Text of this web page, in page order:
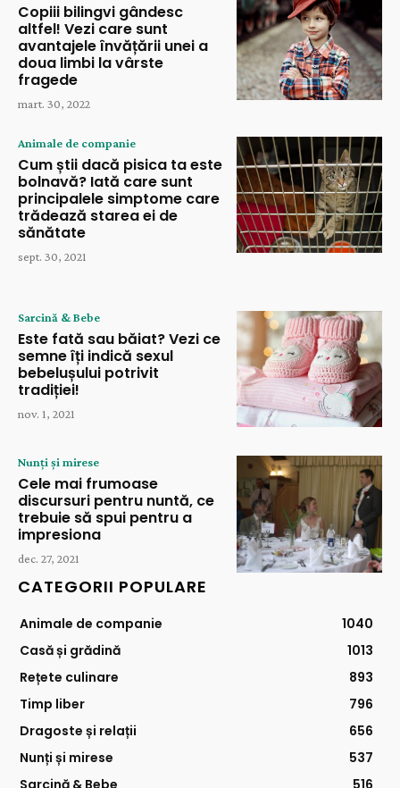
Copiii bilingvi gândesc
altfel! Vezi care sunt
avantajele învățării unei a
doua limbi la vârste
fragede
mart. 30, 2022
Animale de companie
Cum știi dacă pisica ta este
bolnavă? Iată care sunt
principalele simptome care
trădează starea ei de
sănătate
sept. 30, 2021
Sarcină & Bebe
Este fată sau băiat? Vezi ce
semne îți indică sexul
bebelușului potrivit
tradiției!
nov. 1, 2021
Nunți și mirese
Cele mai frumoase
discursuri pentru nuntă, ce
trebuie să spui pentru a
impresiona
dec. 27, 2021
CATEGORII POPULARE
Animale de companie
1040
Casă și grădină
1013
Rețete culinare
893
Timp liber
796
Dragoste și relații
656
Nunți și mirese
537
Sarcină & Bebe
516